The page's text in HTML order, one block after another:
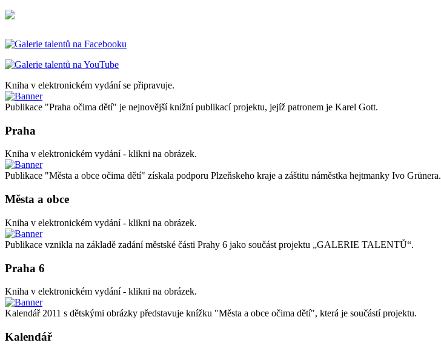
Kniha v elektronickém vydání se připravuje.
Publikace "Praha očima dětí" je nejnovější knižní publikací projektu, jejíž patronem je Karel Gott.
Praha
Kniha v elektronickém vydání - klikni na obrázek.
Publikace "Města a obce očima dětí" získala podporu Plzeňskeho kraje a záštitu náměstka hejtmanky Ivo Grünera.
Města a obce
Kniha v elektronickém vydání - klikni na obrázek.
Publikace vznikla na základě zadání městské části Prahy 6 jako součást projektu „GALERIE TALENTŮ“.
Praha 6
Kniha v elektronickém vydání - klikni na obrázek.
Kalendář 2011 s dětskými obrázky představuje knížku "Města a obce očima dětí", která je součástí projektu.
Kalendář